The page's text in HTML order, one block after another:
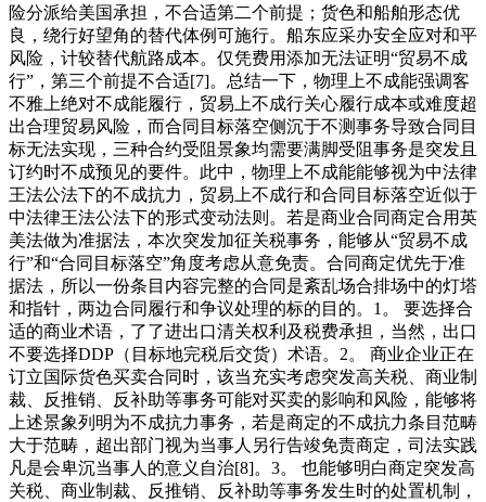
险分派给美国承担，不合适第二个前提；货色和船舶形态优
良，绕行好望角的替代体例可施行。船东应采办安全应对和平
风险，计较替代航路成本。仅凭费用添加无法证明“贸易不成
行”，第三个前提不合适[7]。总结一下，物理上不成能强调客
不雅上绝对不成能履行，贸易上不成行关心履行成本或难度超
出合理贸易风险，而合同目标落空侧沉于不测事务导致合同目
标无法实现，三种合约受阻景象均需要满脚受阻事务是突发且
订约时不成预见的要件。此中，物理上不成能能够视为中法律
王法公法下的不成抗力，贸易上不成行和合同目标落空近似于
中法律王法公法下的形式变动法则。若是商业合同商定合用英
美法做为准据法，本次突发加征关税事务，能够从“贸易不成
行”和“合同目标落空”角度考虑从意免责。合同商定优先于准
据法，所以一份条目内容完整的合同是紊乱场合排场中的灯塔
和指针，两边合同履行和争议处理的标的目的。1。 要选择合
适的商业术语，了了进出口清关权利及税费承担，当然，出口
不要选择DDP（目标地完税后交货）术语。2。 商业企业正在
订立国际货色买卖合同时，该当充实考虑突发高关税、商业制
裁、反推销、反补助等事务可能对买卖的影响和风险，能够将
上述景象列明为不成抗力事务，若是商定的不成抗力条目范畴
大于范畴，超出部门视为当事人另行告竣免责商定，司法实践
凡是会卑沉当事人的意义自治[8]。3。 也能够明白商定突发高
关税、商业制裁、反推销、反补助等事务发生时的处置机制，